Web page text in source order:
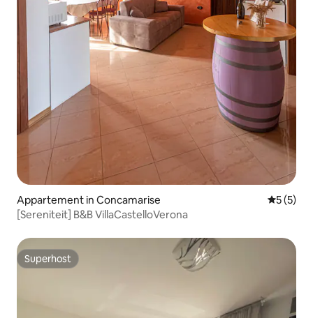
Appartement in Concamarise
5 (5)
[Sereniteit] B&B VillaCastelloVerona
Superhost
Superhost